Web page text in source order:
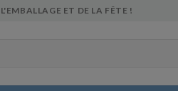
ET DE LA FÊTE !